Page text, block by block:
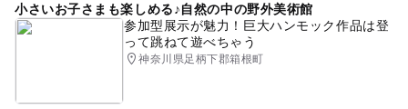
小さいお子さまも楽しめる♪自然の中の野外美術館
参加型展示が魅力！巨大ハンモック作品は登
って跳ねて遊べちゃう
神奈川県足柄下郡箱根町